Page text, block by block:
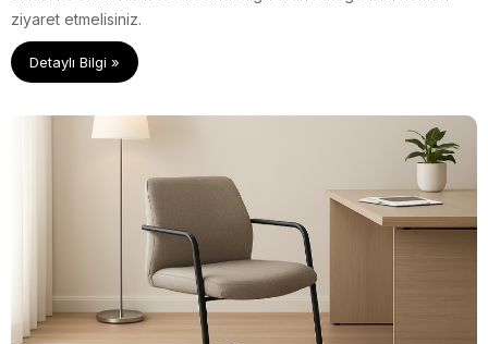
ziyaret etmelisiniz.
Detaylı Bilgi »